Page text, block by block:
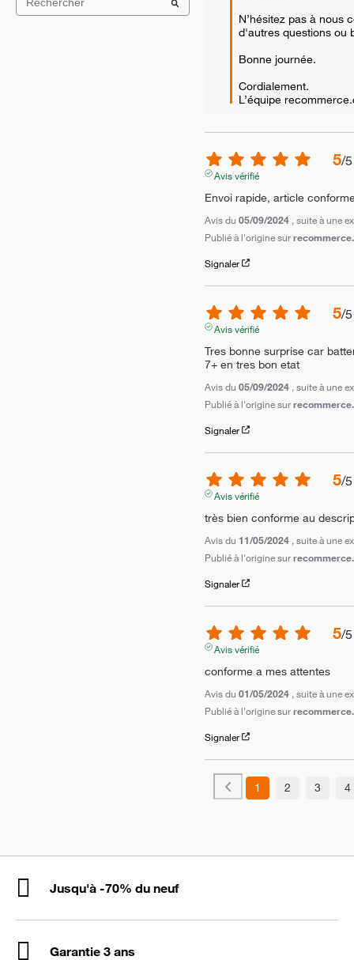
N’hésitez pas à nous
d'autres questions ou
Bonne journée.
Cordialement.
L’équipe
5/5
Avis vérifié
Envoi rapide, article
Avis du 05/09/2024 , suite à une
Publié à l'origine sur
Signaler
5/5
Avis vérifié
Tres bonne surprise car
7+ en tres bon etat
Avis du 05/09/2024 , suite à une
Publié à l'origine sur
Signaler
5/5
Avis vérifié
très bien conforme au
Avis du 11/05/2024 , suite à une
Publié à l'origine sur
Signaler
5/5
Avis vérifié
conforme a mes attentes
Avis du 01/05/2024 , suite à une
Publié à l'origine sur
Signaler
1 2 3 4
Jusqu'à -70% du neuf
Garantie 3 ans